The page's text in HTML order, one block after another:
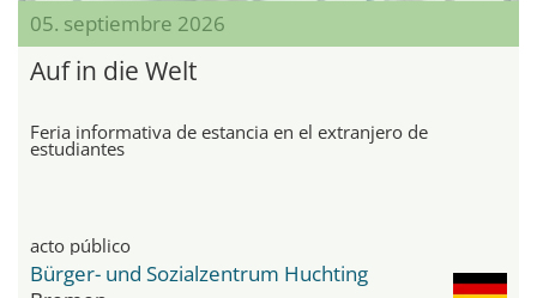
05. septiembre 2026
Auf in die Welt
Feria informativa de estancia en el extranjero de
estudiantes
acto público
Bürger- und Sozialzentrum Huchting